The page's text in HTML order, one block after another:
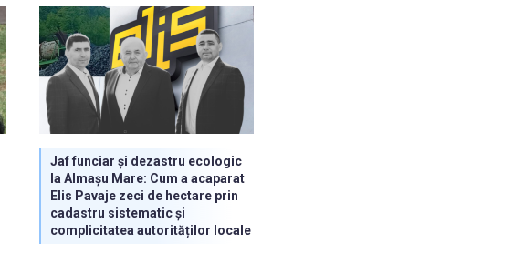
Jaf funciar și dezastru ecologic
la Almașu Mare: Cum a acaparat
Elis Pavaje zeci de hectare prin
cadastru sistematic și
complicitatea autorităților locale